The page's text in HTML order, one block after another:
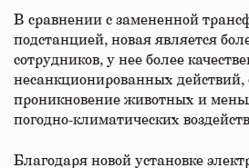
В сравнении с замененной
подстанцией, новая является
сотрудников, у нее более
несанкционированных действий,
проникновение животных и
погодно-климатических
Благодаря новой установке